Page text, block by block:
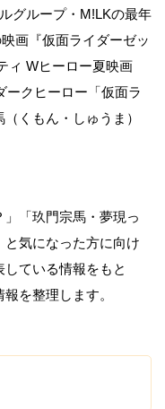
グループ・M!LKの最年
画『仮面ライダーゼッ
ィ Wヒーロー夏映画
ークヒーロー「仮面ラ
くもん・しゅうま）
」「玖門宗馬・夢現っ
気になった方に向け
ている情報をもと
を整理します。